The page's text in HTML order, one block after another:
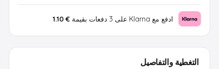
التغطية والتفاصيل
ادفع مع Klarna على 3 دفعات بقيمة € 1.10